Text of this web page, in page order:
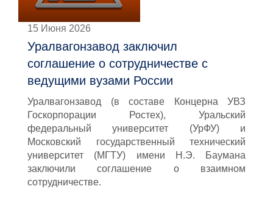
15 Июня 2026
Уралвагонзавод заключил
соглашение о сотрудничестве с
ведущими вузами России
Уралвагонзавод (в составе Концерна УВЗ
Госкорпорации Ростех), Уральский
федеральный университет (УрФУ) и
Московский государственный технический
университет (МГТУ) имени Н.Э. Баумана
заключили соглашение о взаимном
сотрудничестве.